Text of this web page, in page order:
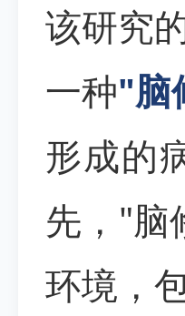
该研究
一种"脑
形成的
先，"脑
环境，